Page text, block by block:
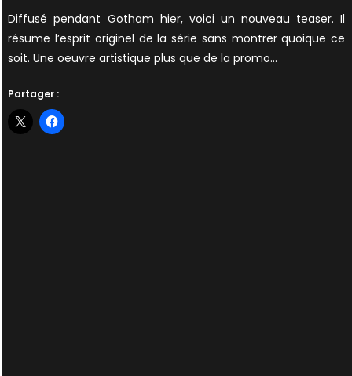
Diffusé pendant Gotham hier, voici un nouveau teaser. Il
résume l’esprit originel de la série sans montrer quoique ce
soit. Une oeuvre artistique plus que de la promo…
Partager :